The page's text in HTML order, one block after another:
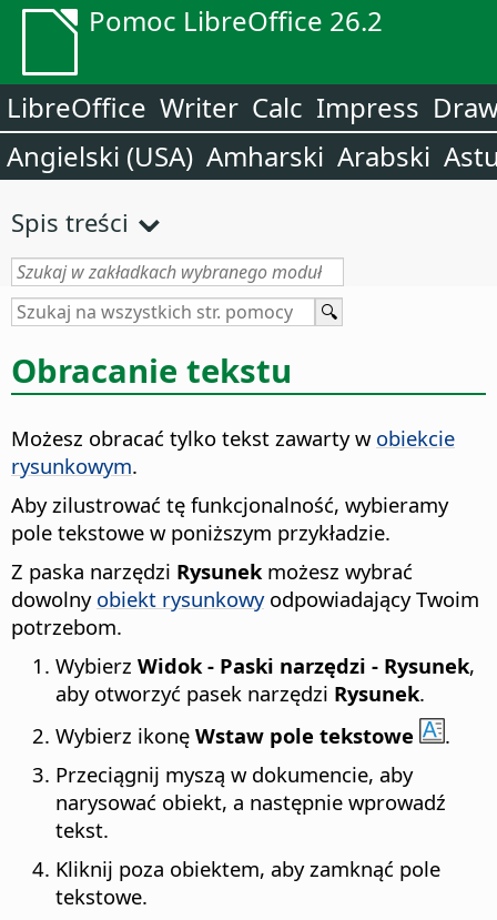
Pomoc LibreOffice 26.2
LibreOffice Writer Calc Impress
Angielski (USA) Amharski Arabski
Spis treści
Obracanie tekstu
Możesz obracać tylko tekst zawarty w obiekcie
rysunkowym.
Aby zilustrować tę funkcjonalność, wybieramy
pole tekstowe w poniższym przykładzie.
Z paska narzędzi Rysunekmożesz wybrać
dowolny obiekt rysunkowyodpowiadający Twoim
potrzebom.
Wybierz Widok - Paski narzędzi - Rysunek,
aby otworzyć pasek narzędzi Rysunek.
Wybierz ikonę Wstaw pole tekstowe
.
Przeciągnij myszą w dokumencie, aby
narysować obiekt, a następnie wprowadź
tekst.
Kliknij poza obiektem, aby zamknąć pole
tekstowe.